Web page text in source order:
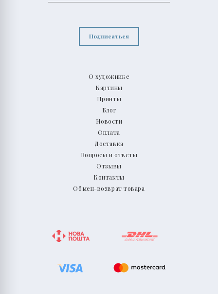
О художнике
Картины
Принты
Блог
Новости
Оплата
Доставка
Вопросы и ответы
Отзывы
Контакты
Обмен-возврат товара
Подписаться